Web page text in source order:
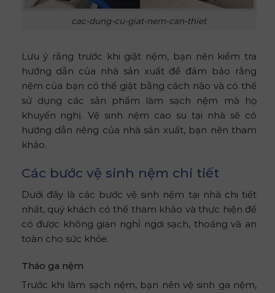
cac-dung-cu-giat-nem-can-thiet
Lưu ý rằng trước khi giặt nệm, bạn nên kiểm tra
hướng dẫn của nhà sản xuất để đảm bảo rằng
nệm của bạn có thể giặt bằng cách nào và có thể
sử dụng các sản phẩm làm sạch nệm mà họ
khuyến nghị. Vệ sinh nệm cao su tại nhà sẽ có
hướng dẫn riêng của nhà sản xuất, bạn nên tham
khảo.
Các bước vệ sinh nệm chi tiết
Dưới đây là các bước vệ sinh nệm tại nhà chi tiết
nhất, quý khách có thể tham khảo và thực hiện để
có được không gian nghỉ ngơi sạch, thoáng và an
toàn cho sức khỏe.
Tháo ga nệm
Trước khi làm sạch nệm, bạn nên vệ sinh ga nệm,